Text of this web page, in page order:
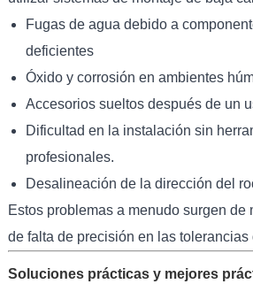
Fugas de agua debido a
deficientes
Óxido y corrosión en ambientes
Accesorios sueltos después de un
Dificultad en la instalación sin
profesionales.
Desalineación de la dirección del
Estos problemas a menudo surgen de
de falta de precisión en las tolerancias
Soluciones prácticas y mejores